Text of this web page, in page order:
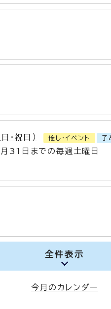
・祝日） 催し・イベント 子
日までの毎週土曜日
全件表示
今月のカレンダー